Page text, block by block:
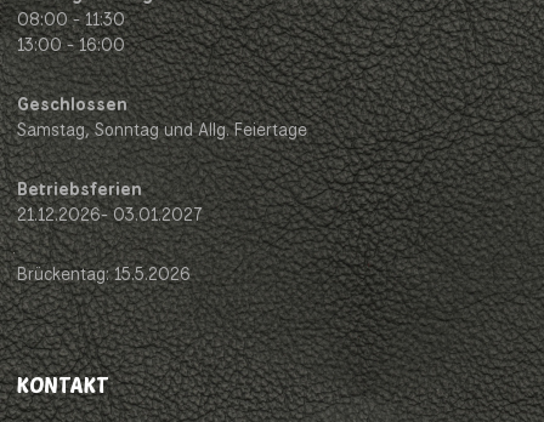
08:00 - 11:30
13:00 - 16:00
Geschlossen
Samstag, Sonntag und Allg. Feiertage
Betriebsferien
21.12.2026- 03.01.2027
Brückentag: 15.5.2026
KONTAKT